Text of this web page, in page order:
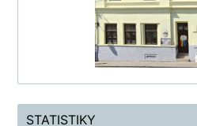
STATISTIKY